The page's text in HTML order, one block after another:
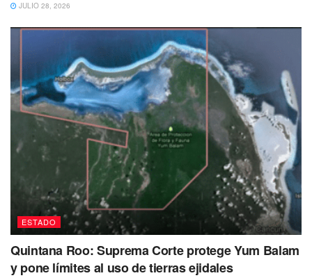
JULIO 28, 2026
ESTADO
Quintana Roo: Suprema Corte protege Yum Balam
y pone límites al uso de tierras ejidales